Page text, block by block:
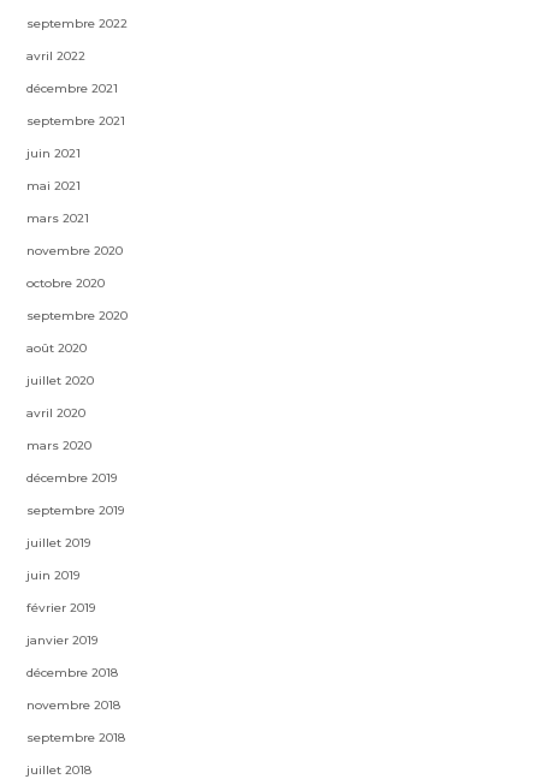
septembre 2022
avril 2022
décembre 2021
septembre 2021
juin 2021
mai 2021
mars 2021
novembre 2020
octobre 2020
septembre 2020
août 2020
juillet 2020
avril 2020
mars 2020
décembre 2019
septembre 2019
juillet 2019
juin 2019
février 2019
janvier 2019
décembre 2018
novembre 2018
septembre 2018
juillet 2018